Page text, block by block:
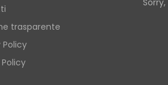
trasparente
Policy